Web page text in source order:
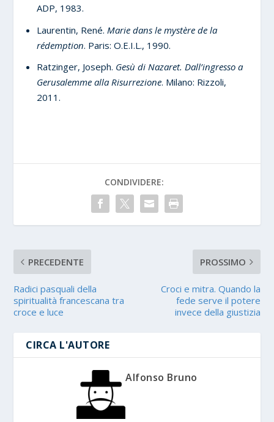
ADP, 1983.
Laurentin, René. Marie dans le mystère de la
rédemption. Paris: O.E.I.L., 1990.
Ratzinger, Joseph. Gesù di Nazaret. Dall’ingresso a
Gerusalemme alla Risurrezione. Milano: Rizzoli,
2011.
CONDIVIDERE:
PRECEDENTE
Radici pasquali della
spiritualità francescana tra
croce e luce
PROSSIMO
Croci e mitra. Quando la
fede serve il potere
invece della giustizia
CIRCA L'AUTORE
Alfonso Bruno